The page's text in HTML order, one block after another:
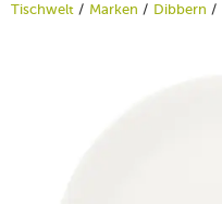
Tischwelt Marken Dibbern